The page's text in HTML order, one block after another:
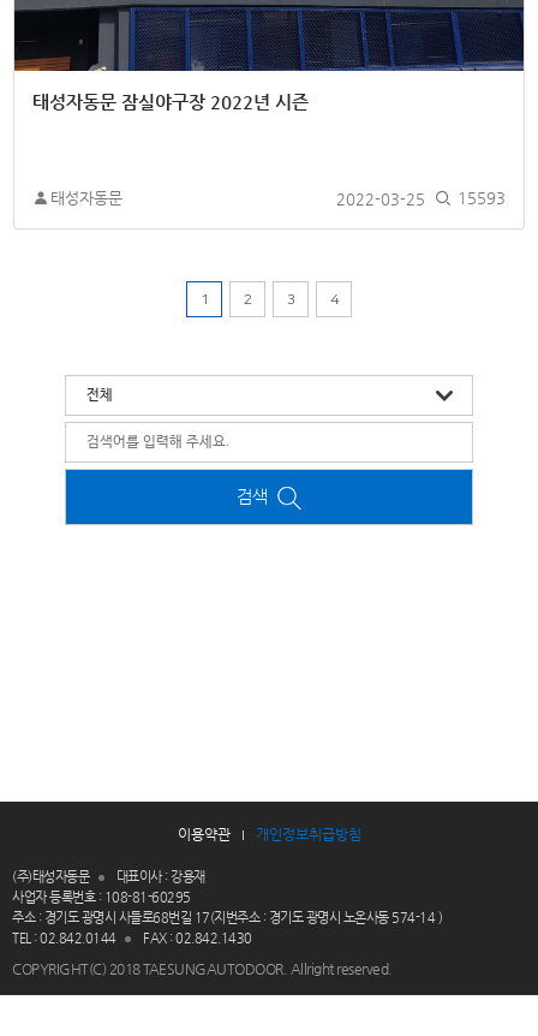
태성자동문 잠실야구장 2022년 시즌
태성자동문 2022-03-25 15593
1 2 3 4
검색
이용약관 개인정보취급방침
(주)태성자동문
대표이사 : 강용재
사업자 등록번호 : 108-81-60295
주소 : 경기도 광명시 사들로68번길 17(지번주소 : 경기도 광명시 노온사동 574-14 )
TEL : 02.842.0144
FAX : 02.842.1430
COPYRIGHT(C) 2018TAESUNGAUTODOOR. Allright reserved.